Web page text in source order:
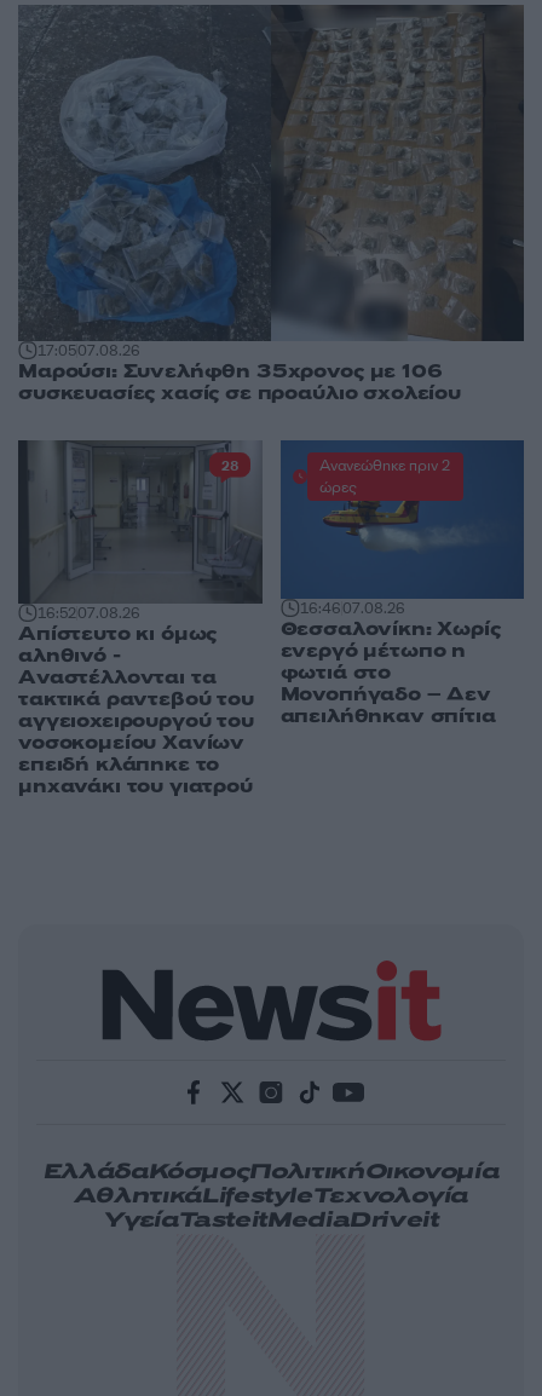
17:0507.08.26
Μαρούσι: Συνελήφθη 35χρονος με 106
συσκευασίες χασίς σε προαύλιο σχολείου
16:5207.08.26
Απίστευτο κι όμως
αληθινό -
Aναστέλλονται τα
τακτικά ραντεβού του
αγγειοχειρουργού του
νοσοκομείου Χανίων
επειδή κλάπηκε το
μηχανάκι του γιατρού
28
16:4607.08.26
Θεσσαλονίκη: Χωρίς
ενεργό μέτωπο η
φωτιά στο
Μονοπήγαδο – Δεν
απειλήθηκαν σπίτια
Ανανεώθηκε πριν 2
ώρες
ΕλλάδαΚόσμοςΠολιτικήΟικονομία
ΑθλητικάLifestyleΤεχνολογία
ΥγείαTasteitMediaDriveit